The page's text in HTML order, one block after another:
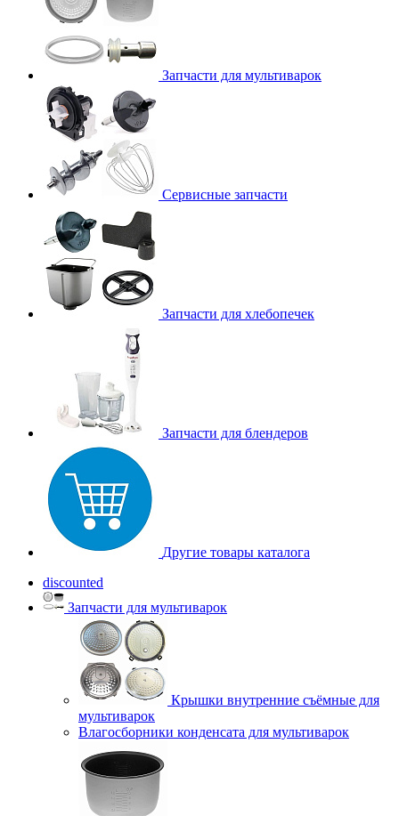
Запчасти для мультиварок
Сервисные запчасти
Запчасти для хлебопечек
Запчасти для блендеров
Другие товары каталога
discounted
Запчасти для мультиварок
Крышки внутренние съёмные для
мультиварок
Влагосборники конденсата для мультиварок